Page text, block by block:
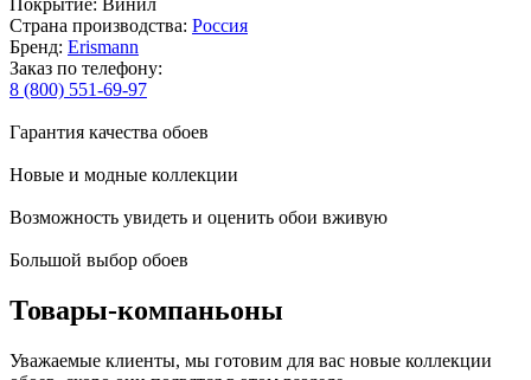
Покрытие: Винил
Страна производства: Россия
Бренд: Erismann
Заказ по телефону:
8 (800) 551-69-97
Гарантия качества обоев
Новые и модные коллекции
Возможность увидеть и оценить обои вживую
Большой выбор обоев
Товары-компаньоны
Уважаемые клиенты, мы готовим для вас новые коллекции